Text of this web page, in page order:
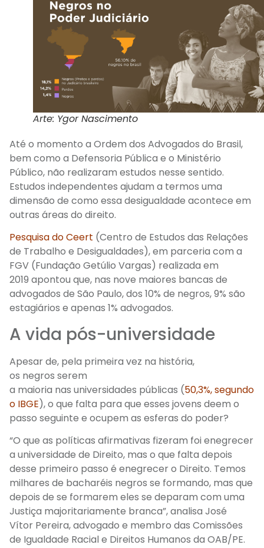
Arte: Ygor Nascimento
Até o momento a Ordem dos Advogados do Brasil,
bem como a Defensoria Pública e o Ministério
Público, não realizaram estudos nesse sentido.
Estudos independentes ajudam a termos uma
dimensão de como essa desigualdade acontece em
outras áreas do direito.
Pesquisa do Ceert (Centro de Estudos das Relações
de Trabalho e Desigualdades), em parceria com a
FGV (Fundação Getúlio Vargas) realizada em
2019 apontou que, nas nove maiores bancas de
advogados de São Paulo,dos 10% de negros, 9% são
estagiários e apenas 1% advogados.
A vida pós-universidade
Apesar de, pela primeira vez na história,
os negros serem
a maioria nas universidades públicas (50,3%, segundo
o IBGE),o que falta para que esses jovens deem o
passo seguinte e ocupem as esferas do poder?
“O que as políticas afirmativas fizeram foi enegrecer
a universidade de Direito, mas o que falta depois
desse primeiro passo é enegrecer o Direito. Temos
milhares de bacharéis negros se formando, mas que
depois de se formarem eles se deparam com uma
Justiça majoritariamente branca”, analisa José
Vítor Pereira,advogado e membro das Comissões
de Igualdade Racial e Direitos Humanos da OAB/PE.